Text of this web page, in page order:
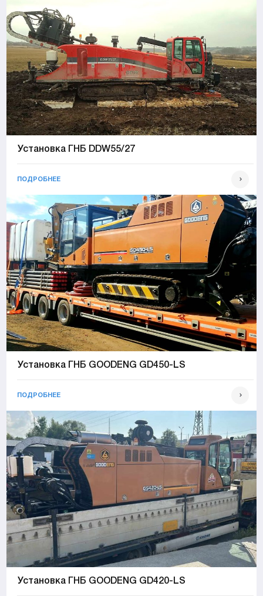
Установка ГНБ DDW55/27
ПОДРОБНЕЕ
Установка ГНБ GOODENG GD450-LS
ПОДРОБНЕЕ
Установка ГНБ GOODENG GD420-LS